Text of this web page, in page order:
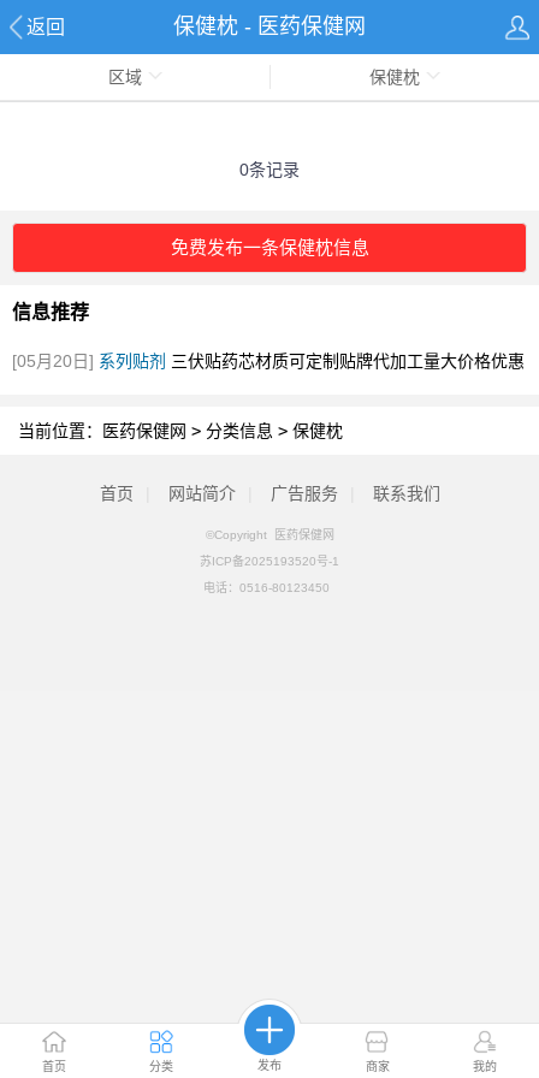
返回 保健枕 - 医药保健网
首页 分类 发布 商家 我的
区域 保健枕
0条记录
免费发布一条保健枕信息
信息推荐
[05月20日] 系列贴剂 三伏贴药芯材质可定制贴牌代加工量大价格优惠
当前位置：
医药保健网 > 分类信息 > 保健枕
首页 网站简介 广告服务 联系我们
©Copyright 医药保健网
苏ICP备2025193520号-1
电话： 0516-80123450